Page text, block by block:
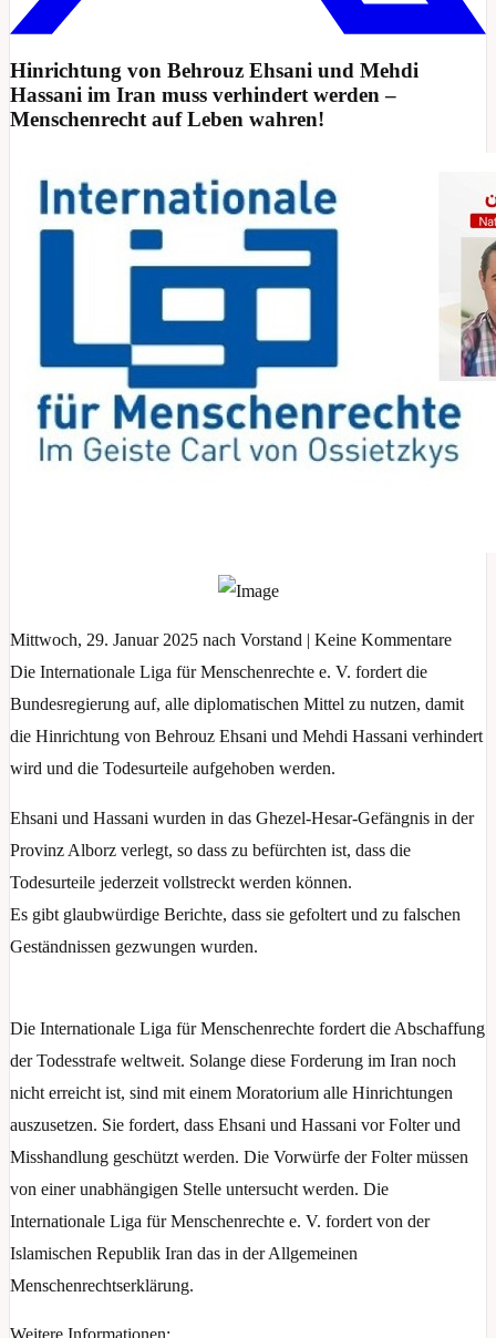
Hinrichtung von Behrouz Ehsani und Mehdi
Hassani im Iran muss verhindert werden –
Menschenrecht auf Leben wahren!
Mittwoch, 29. Januar 2025 nach Vorstand | Keine Kommentare
Die Internationale Liga für Menschenrechte e. V. fordert die
Bundesregierung auf, alle diplomatischen Mittel zu nutzen, damit
die Hinrichtung von Behrouz Ehsani und Mehdi Hassani verhindert
wird und die Todesurteile aufgehoben werden.
Ehsani und Hassani wurden in das Ghezel-Hesar-Gefängnis in der
Provinz Alborz verlegt, so dass zu befürchten ist, dass die
Todesurteile jederzeit vollstreckt werden können.
Es gibt glaubwürdige Berichte, dass sie gefoltert und zu falschen
Geständnissen gezwungen wurden.
Die Internationale Liga für Menschenrechte fordert die Abschaffung
der Todesstrafe weltweit. Solange diese Forderung im Iran noch
nicht erreicht ist, sind mit einem Moratorium alle Hinrichtungen
auszusetzen. Sie fordert, dass Ehsani und Hassani vor Folter und
Misshandlung geschützt werden. Die Vorwürfe der Folter müssen
von einer unabhängigen Stelle untersucht werden. Die
Internationale Liga für Menschenrechte e. V. fordert von der
Islamischen Republik Iran das in der Allgemeinen
Menschenrechtserklärung.